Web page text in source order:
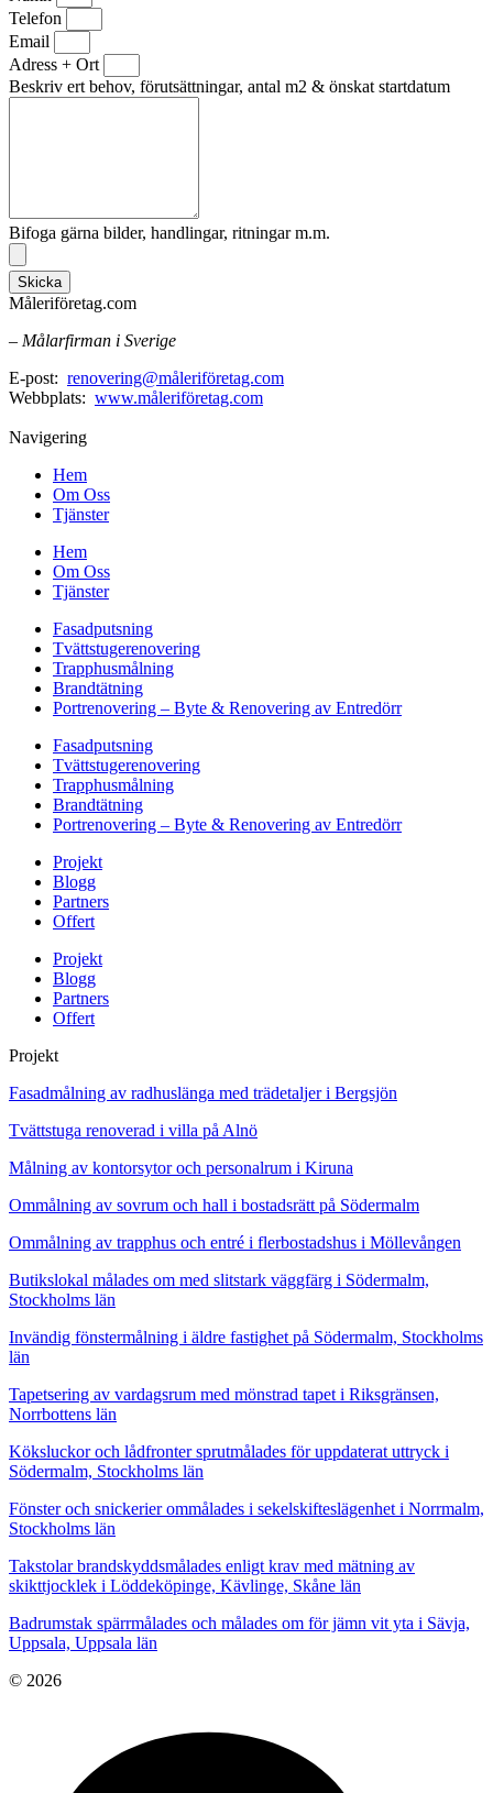
Telefon
Email
Adress + Ort
Beskriv ert behov, förutsättningar, antal m2 & önskat startdatum
Bifoga gärna bilder, handlingar, ritningar m.m.
Skicka
Måleriföretag.com
– Målarfirman i Sverige
E-post: renovering@måleriföretag.com
Webbplats: www.måleriföretag.com
Navigering
Hem
Om Oss
Tjänster
Hem
Om Oss
Tjänster
Fasadputsning
Tvättstugerenovering
Trapphusmålning
Brandtätning
Portrenovering – Byte & Renovering av Entredörr
Fasadputsning
Tvättstugerenovering
Trapphusmålning
Brandtätning
Portrenovering – Byte & Renovering av Entredörr
Projekt
Blogg
Partners
Offert
Projekt
Blogg
Partners
Offert
Projekt
Fasadmålning av radhuslänga med trädetaljer i Bergsjön
Tvättstuga renoverad i villa på Alnö
Målning av kontorsytor och personalrum i Kiruna
Ommålning av sovrum och hall i bostadsrätt på Södermalm
Ommålning av trapphus och entré i flerbostadshus i Möllevången
Butikslokal målades om med slitstark väggfärg i Södermalm,
Stockholms län
Invändig fönstermålning i äldre fastighet på Södermalm, Stockholms
län
Tapetsering av vardagsrum med mönstrad tapet i Riksgränsen,
Norrbottens län
Köksluckor och lådfronter sprutmålades för uppdaterat uttryck i
Södermalm, Stockholms län
Fönster och snickerier ommålades i sekelskifteslägenhet i Norrmalm,
Stockholms län
Takstolar brandskyddsmålades enligt krav med mätning av
skikttjocklek i Löddeköpinge, Kävlinge, Skåne län
Badrumstak spärrmålades och målades om för jämn vit yta i Sävja,
Uppsala, Uppsala län
© 2026